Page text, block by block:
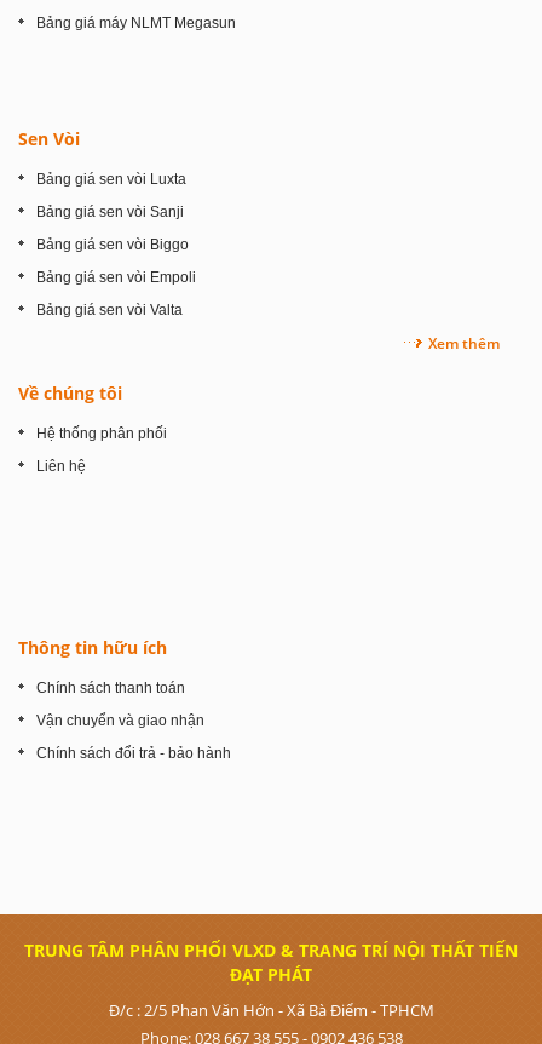
Bảng giá máy NLMT Megasun
Sen Vòi
Bảng giá sen vòi Luxta
Bảng giá sen vòi Sanji
Bảng giá sen vòi Biggo
Bảng giá sen vòi Empoli
Bảng giá sen vòi Valta
Xem thêm
Về chúng tôi
Hệ thống phân phối
Liên hệ
Thông tin hữu ích
Chính sách thanh toán
Vận chuyển và giao nhận
Chính sách đổi trả - bảo hành
TRUNG TÂM PHÂN PHỐI VLXD & TRANG TRÍ NỘI THẤT TIẾN
ĐẠT PHÁT
Đ/c : 2/5 Phan Văn Hớn - Xã Bà Điểm - TPHCM
Phone:028 667 38 555 - 0902 436 538